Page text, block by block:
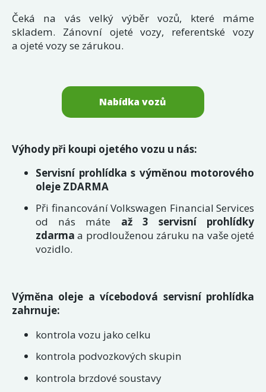
Čeká na vás velký výběr vozů, které máme
skladem. Zánovní ojeté vozy, referentské vozy
a ojeté vozy se zárukou.
Nabídka vozů
Výhody při koupi ojetého vozu u nás:
Servisní prohlídka s výměnou motorového
oleje ZDARMA
Při financování Volkswagen Financial Services
od nás máte až 3 servisní prohlídky
zdarma a prodlouženou záruku na vaše ojeté
vozidlo.
Výměna oleje a vícebodová servisní prohlídka
zahrnuje:
kontrola vozu jako celku
kontrola podvozkových skupin
kontrola brzdové soustavy